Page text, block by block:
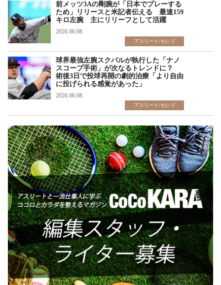
前メッツ3Aの剛腕が「日本でプレーする
ため」リリースと米記者伝える 最速159
キロ左腕 主にリリーフとして活躍
2026.06.08
アスリート/セレブ
球界最強左腕スクバルが執行した「ナノ
スコープ手術」が次なるトレンドに？
術後3日で投球再開の劇的治療「より自由
に投げられる感覚があった」
2026.06.08
アスリート/セレブ